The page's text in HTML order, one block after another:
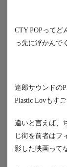
CTY POPってど
っ先に浮かんで
達郎サウンドの
Plastic Lovもす
違いと言えば、
じ街を前者はフ
影した映画って